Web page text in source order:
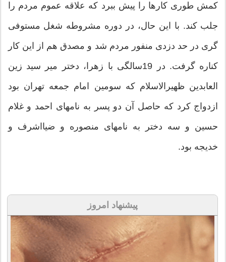
کمش طوری کارها را پیش ببرد که علاقه عموم مردم را
جلب کند. با این حال، در دوره مشروطه شغل مستوفی
گری در حد دزدی منفور مردم شد و مصدق هم از این کار
کناره گرفت. در 19سالگی با زهرا، دختر میر سید زین
العابدین ظهیرالاسلام که سومین امام جمعه تهران بود
ازدواج کرد که حاصل آن دو پسر به نامهای احمد و غلام
حسین و سه دختر به نامهای منصوره و ضیااشرف و
خدیجه بود.
پیشنهاد امروز